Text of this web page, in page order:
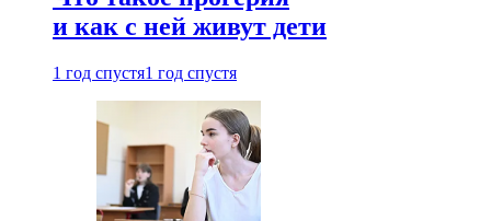
и как с ней живут дети
1 год спустя1 год спустя